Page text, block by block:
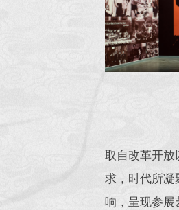
取自改革开放
求，时代所凝
响，呈现参展